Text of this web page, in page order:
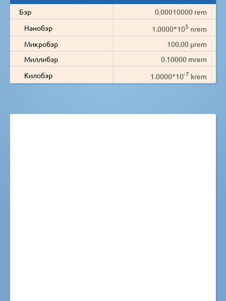
Бэр
0.00010000 rem
Нанобэр
1.0000*105 nrem
Микробэр
100.00 µrem
Миллибэр
0.10000 mrem
Килобэр
1.0000*10-7 krem